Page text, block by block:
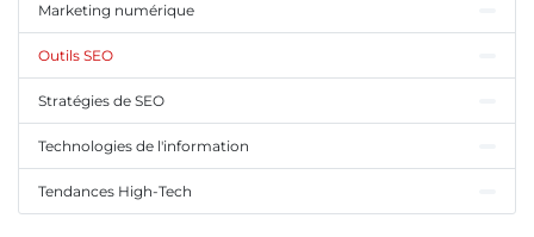
Marketing numérique
Outils SEO
Stratégies de SEO
Technologies de l'information
Tendances High-Tech